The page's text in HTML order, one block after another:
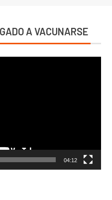
A VACUNARSE
04:12